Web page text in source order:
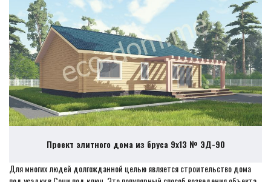
Проект элитного дома из бруса 9х13 № ЭД-90
Для многих людей долгожданной целью является строительство дома